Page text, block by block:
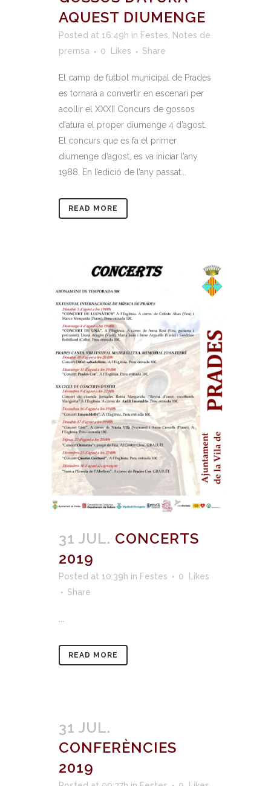
AQUEST DIUMENGE
Posted at 16:49h in Festes, Notes de
premsa
0 Likes Share
El camp de futbol municipal de Prades
es tornarà a convertir en escenari per
acollir el XXXII Concurs de gossos
d'atura el proper diumenge 4 d’agost.
El concurs que es fa el primer
diumenge d’agost, es va iniciar l’any
1988. En l’edició de l’any passat...
READ MORE
31 JUL. CONCERTS
2019
Posted at 10:39h in Festes 0
Likes
Share
READ MORE
31 JUL.
CONFERÈNCIES
2019